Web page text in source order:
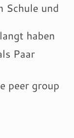
Schule und
haben
Paar
peer group